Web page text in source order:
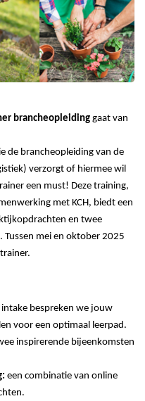
brancheopleiding gaat van
de brancheopleiding van de
verzorgt of hiermee wil
een must! Deze training,
met KCH, biedt een
en twee
mei en oktober 2025
bespreken we jouw
voor een optimaal leerpad.
inspirerende bijeenkomsten
een combinatie van online